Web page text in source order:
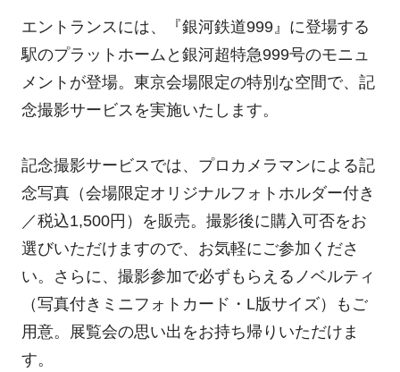
エントランスには、『銀河鉄道999』に登場する
駅のプラットホームと銀河超特急999号のモニュ
メントが登場。東京会場限定の特別な空間で、記
念撮影サービスを実施いたします。
記念撮影サービスでは、プロカメラマンによる記
念写真（会場限定オリジナルフォトホルダー付き
／税込1,500円）を販売。撮影後に購入可否をお
選びいただけますので、お気軽にご参加くださ
い。さらに、撮影参加で必ずもらえるノベルティ
（写真付きミニフォトカード・L版サイズ）もご
用意。展覧会の思い出をお持ち帰りいただけま
す。